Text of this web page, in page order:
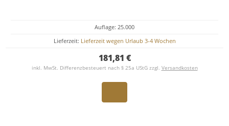
Auflage: 25.000
Lieferzeit: Lieferzeit wegen Urlaub 3-4 Wochen
181,81 €
inkl. MwSt. Differenzbesteuert nach § 25a UStG zzgl. Versandkosten